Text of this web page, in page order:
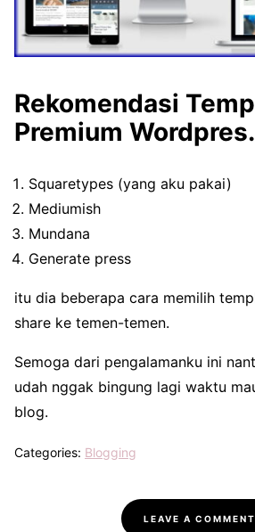
Rekomendasi
Premium
Squaretypes (yang aku pakai)
Mediumish
Mundana
Generate press
itu dia beberapa cara memilih
share ke temen-temen.
Semoga dari pengalamanku ini
udah nggak bingung lagi waktu
blog.
Categories: Blogging
LEAVE A COMMENT